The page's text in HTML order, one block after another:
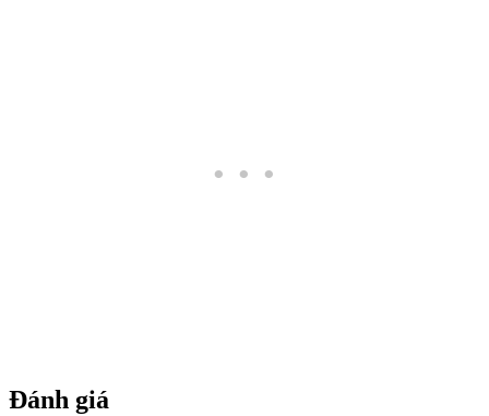
Đánh giá